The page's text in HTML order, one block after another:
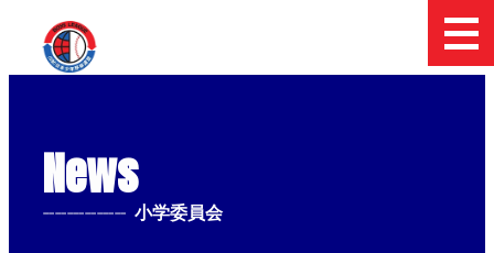
News
-------------- 小学委員会